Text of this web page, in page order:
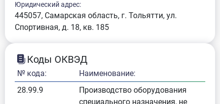
Юридический адрес:
445057, Самарская область, г. Тольятти, ул.
Спортивная, д. 18, кв. 185
Коды ОКВЭД
№ кода:
Наименование:
28.99.9
Производство оборудования
специального назначения, не